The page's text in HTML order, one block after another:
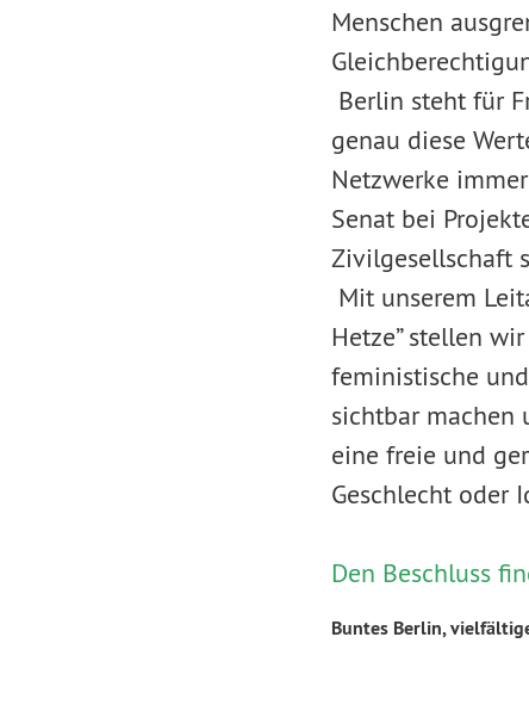
Menschen
Berlin steht für
genau diese
Netzwerke
Senat bei
Zivilgesellschaft
Mit unserem
Hetze” stellen
feministische
sichtbar machen
eine freie und
Geschlecht oder
Den Beschluss
Buntes Berlin,